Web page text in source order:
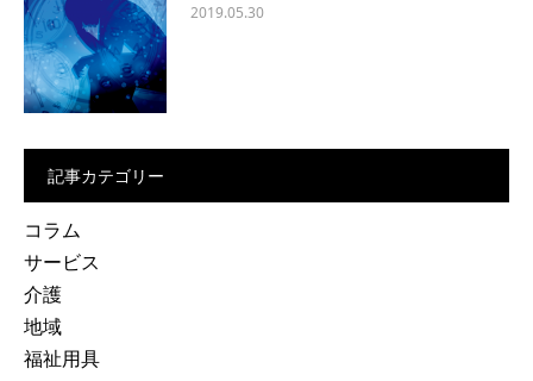
2019.05.30
記事カテゴリー
コラム
サービス
介護
地域
福祉用具